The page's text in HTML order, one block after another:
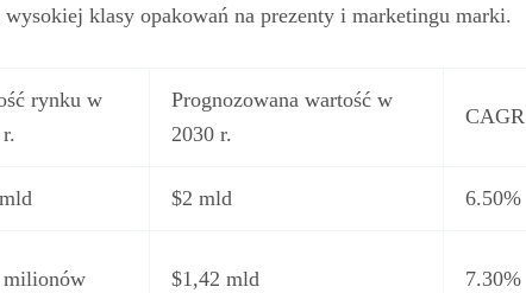
klasy opakowań na prezenty i marketingu marki.
rynku w
Prognozowana wartość w
2030 r.
CAGR
$2 mld 6.50%
milionów $1,42 mld 7.30%